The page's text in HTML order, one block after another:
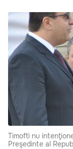
Timofti nu
Preşedinte al